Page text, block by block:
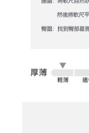
２．關於個人資料處
https://aftee.tw/terms/
４．使用「AFTEE先
時審查核予不同之上
恩沛科技股份有限公